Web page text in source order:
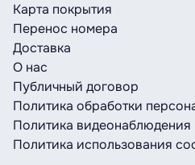
Карта покрытия
Перенос номера
Доставка
О нас
Публичный договор
Политика обработки
Политика видеонаблюдения
Политика использования